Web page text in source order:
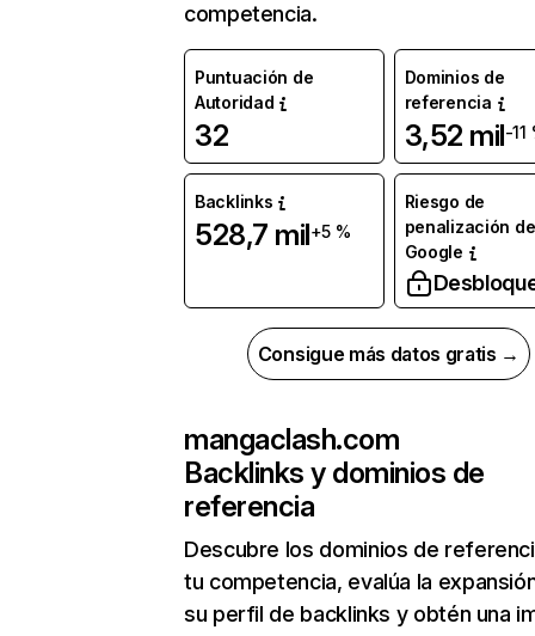
competencia.
Puntuación de
Autoridad
32
Dominios de
referencia
3,52 mil-11
Backlinks
528,7 mil+5 %
Riesgo de
penalización de
Google
Consigue más datos gratis →
mangaclash.com
Backlinks y dominios de
referencia
Descubre los dominios de
tu competencia, evalúa la
su perfil de backlinks y obtén una